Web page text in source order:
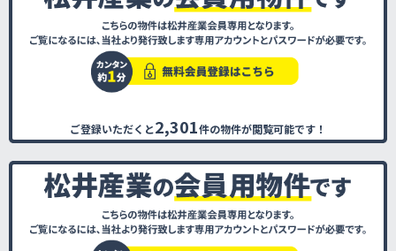
ご登録いただくと2,301件の物件が閲覧可能です！